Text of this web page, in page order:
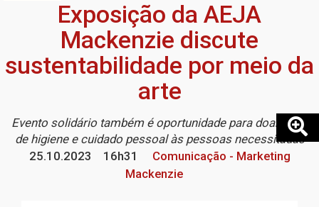
Exposição da AEJA
Mackenzie discute
sustentabilidade por meio da
arte
Evento solidário também é oportunidade para doar itens
de higiene e cuidado pessoal às pessoas necessitadas
25.10.2023
16h31
Comunicação - Marketing
Mackenzie